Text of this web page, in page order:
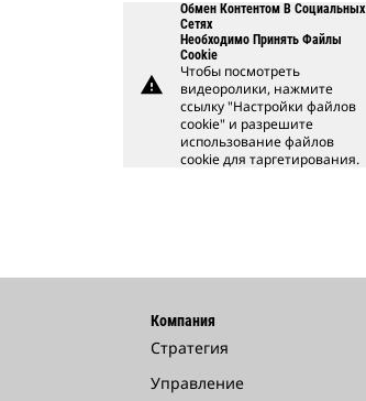
warning
Обмен Контентом В Социальных
Сетях
Необходимо Принять Файлы
Cookie
Чтобы посмотреть
видеоролики, нажмите
ссылку "Настройки файлов
cookie" и разрешите
использование файлов
cookie для таргетирования.
Компания
Стратегия
Управление